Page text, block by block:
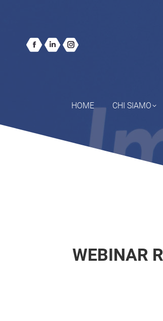
HOME CHI SIAMO
WEBINAR